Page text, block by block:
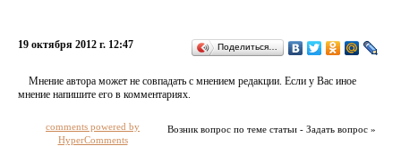
19 октября 2012 г. 12:47 Поделиться…
Мнение автора может не совпадать с мнением редакции. Если у Вас иное
мнение напишите его в комментариях.
Возник вопрос по теме статьи - Задать вопрос »
comments powered by
HyperComments